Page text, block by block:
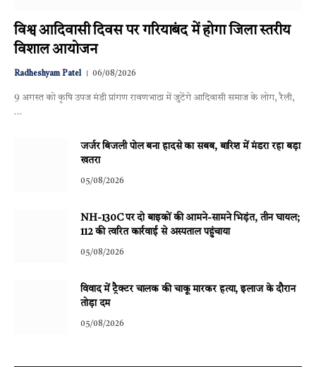
विश्व आदिवासी दिवस पर गरियाबंद में होगा जिला स्तरीय
विशाल आयोजन
Radheshyam Patel 06/08/2026
9 अगस्त को कृषि उपज मंडी प्रांगण रावणभाठा में जुटेंगे आदिवासी समाज के लोग, रैली,
…
जर्जर बिजली पोल बना हादसे का सबब, बारिश में मंडरा रहा बड़ा
खतरा
05/08/2026
NH-130C पर दो बाइकों की आमने-सामने भिड़ंत, तीन घायल;
112 की त्वरित कार्रवाई से अस्पताल पहुंचाया
05/08/2026
विवाद में ट्रैक्टर चालक की चाकू मारकर हत्या, इलाज के दौरान
तोड़ा दम
05/08/2026